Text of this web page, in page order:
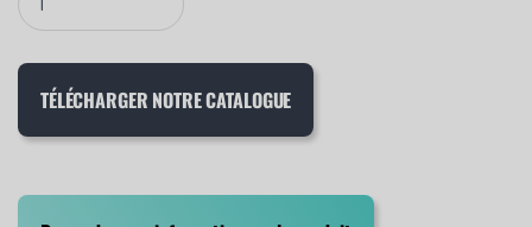
TÉLÉCHARGER NOTRE CATALOGUE